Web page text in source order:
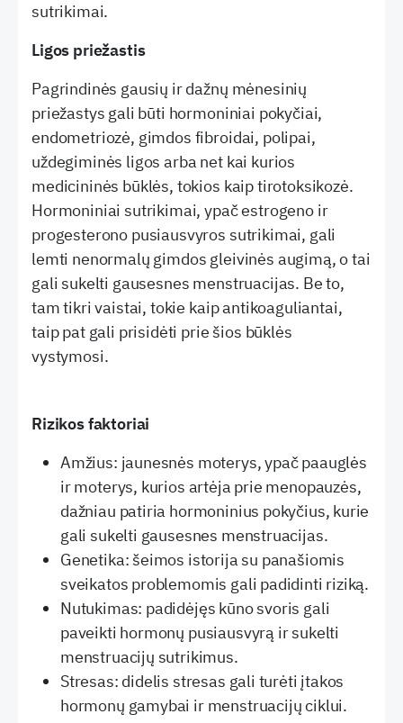
sutrikimai.
Ligos priežastis
Pagrindinės gausių ir dažnų mėnesinių
priežastys gali būti hormoniniai pokyčiai,
endometriozė, gimdos fibroidai, polipai,
uždegiminės ligos arba net kai kurios
medicininės būklės, tokios kaip tirotoksikozė.
Hormoniniai sutrikimai, ypač estrogeno ir
progesterono pusiausvyros sutrikimai, gali
lemti nenormalų gimdos gleivinės augimą, o tai
gali sukelti gausesnes menstruacijas. Be to,
tam tikri vaistai, tokie kaip antikoaguliantai,
taip pat gali prisidėti prie šios būklės
vystymosi.
Rizikos faktoriai
Amžius: jaunesnės moterys, ypač paauglės
ir moterys, kurios artėja prie menopauzės,
dažniau patiria hormoninius pokyčius, kurie
gali sukelti gausesnes menstruacijas.
Genetika: šeimos istorija su panašiomis
sveikatos problemomis gali padidinti riziką.
Nutukimas: padidėjęs kūno svoris gali
paveikti hormonų pusiausvyrą ir sukelti
menstruacijų sutrikimus.
Stresas: didelis stresas gali turėti įtakos
hormonų gamybai ir menstruacijų ciklui.